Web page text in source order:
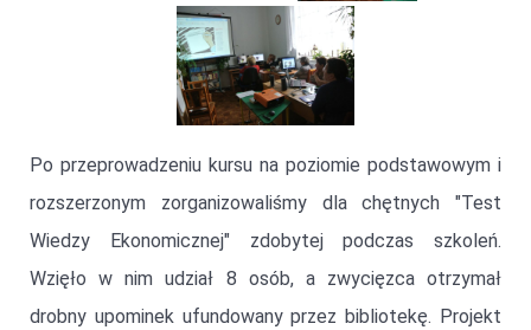
Po przeprowadzeniu kursu na poziomie podstawowym i
rozszerzonym zorganizowaliśmy dla chętnych "Test
Wiedzy Ekonomicznej" zdobytej podczas szkoleń.
Wzięło w nim udział 8 osób, a zwycięzca otrzymał
drobny upominek ufundowany przez bibliotekę. Projekt